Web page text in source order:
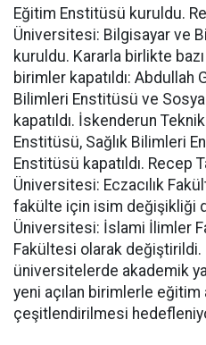
Eğitim Enstitüsü kuruldu.
Üniversitesi: Bilgisayar ve
kuruldu. Kararla birlikte
birimler kapatıldı: Abdullah
Bilimleri Enstitüsü ve
kapatıldı. İskenderun
Enstitüsü, Sağlık Bilimleri
Enstitüsü kapatıldı. Recep
Üniversitesi: Eczacılık
fakülte için isim değişikliği
Üniversitesi: İslami İlimler
Fakültesi olarak değiştirildi.
üniversitelerde akademik
yeni açılan birimlerle eğitim
çeşitlendirilmesi